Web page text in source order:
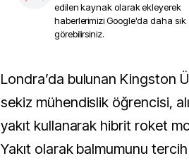
edilen kaynak olarak ekleyerek
haberlerimizi Google'da daha sık
görebilirsiniz.
Londra’da bulunan Kingston Üniversitesi’nde
sekiz mühendislik öğrencisi,
yakıt kullanarak hibrit roket
Yakıt olarak balmumunu